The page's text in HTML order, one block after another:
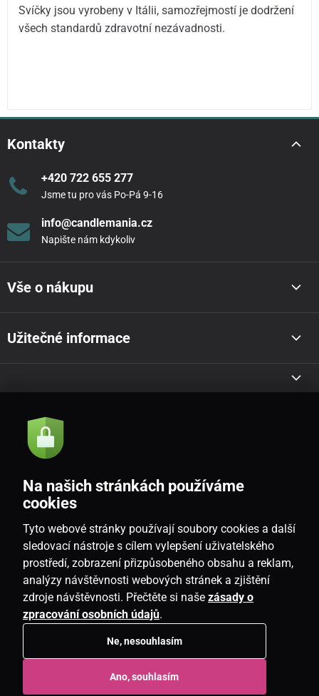
Svíčky jsou vyrobeny v Itálii, samozřejmostí je dodržení
všech standardů zdravotní nezávadnosti.
Kontakty
+420 722 655 277
Jsme tu pro vás Po-Pá 9-16
info@candlemania.cz
Napište nám kdykoliv
Vše o nákupu
Užitečné informace
Akce a novinky e-mailem
Souhlasím sezásadami zpracování osobních údajů
CZ
www.candlemania.cz
Na našich stránkách používáme
cookies
Tyto webové stránky používají soubory cookies a další
sledovací nástroje s cílem vylepšení uživatelského
prostředí, zobrazení přizpůsobeného obsahu a reklam,
analýzy návštěvnosti webových stránek a zjištění
zdroje návštěvnosti. Přečtěte si naše zásady o
zpracování osobních údajů.
Ne, nesouhlasím
Ano, souhlasím